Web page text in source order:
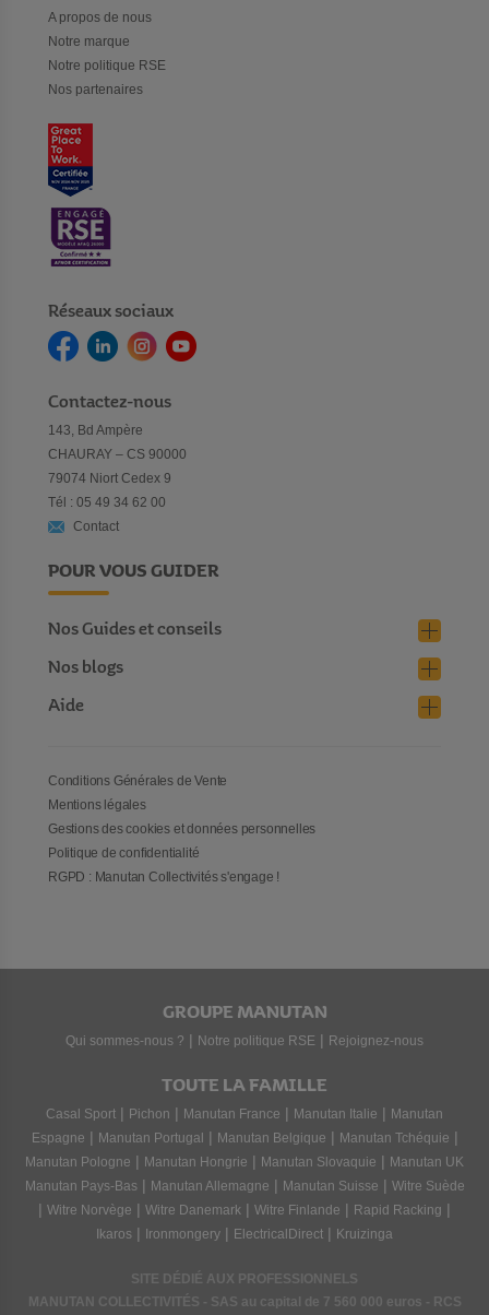
A propos de nous
Notre marque
Notre politique RSE
Nos partenaires
Réseaux sociaux
Contactez-nous
143, Bd Ampère
CHAURAY – CS 90000
79074 Niort Cedex 9
Tél : 05 49 34 62 00
Contact
POUR VOUS GUIDER
Nos Guides et conseils
Nos blogs
Aide
Conditions Générales de Vente
Mentions légales
Gestions des cookies et données personnelles
Politique de confidentialité
RGPD : Manutan Collectivités s'engage !
GROUPE MANUTAN
Qui sommes-nous ? | Notre politique RSE | Rejoignez-nous
TOUTE LA FAMILLE
Casal Sport | Pichon | Manutan France | Manutan Italie | Manutan
Espagne | Manutan Portugal | Manutan Belgique | Manutan Tchéquie |
Manutan Pologne | Manutan Hongrie | Manutan Slovaquie | Manutan UK
Manutan Pays-Bas | Manutan Allemagne | Manutan Suisse | Witre Suède
| Witre Norvège | Witre Danemark | Witre Finlande | Rapid Racking |
Ikaros | Ironmongery | ElectricalDirect | Kruizinga
SITE DÉDIÉ AUX PROFESSIONNELS
MANUTAN COLLECTIVITÉS - SAS au capital de 7 560 000 euros - RCS